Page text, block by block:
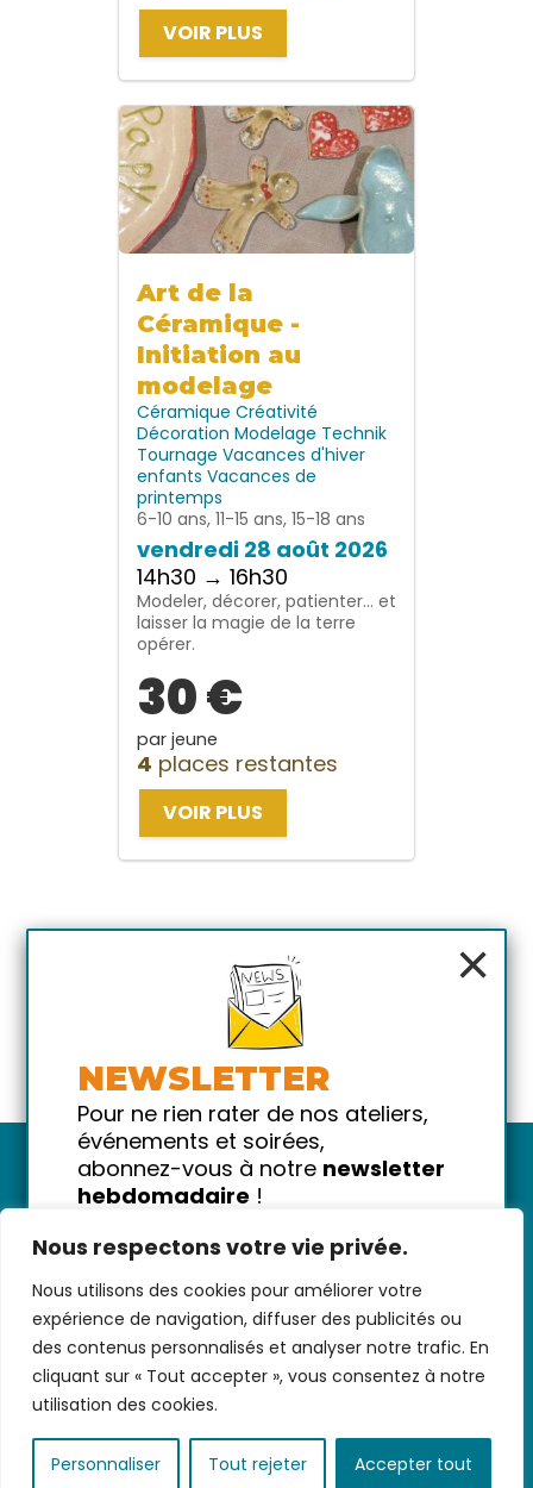
Nous respectons votre vie privée.
Nous utilisons des cookies pour améliorer votre
expérience de navigation, diffuser des publicités ou
des contenus personnalisés et analyser notre trafic. En
cliquant sur « Tout accepter », vous consentez à notre
utilisation des cookies.
Personnaliser Tout rejeter Accepter tout
VOIR PLUS
Art de la
Céramique -
Initiation au
modelage
Céramique Créativité
Décoration Modelage Technik
Tournage Vacances d'hiver
enfants Vacances de
printemps
6-10 ans, 11-15 ans, 15-18 ans
vendredi 28 août 2026
14h30 → 16h30
Modeler, décorer, patienter… et
laisser la magie de la terre
opérer.
30 €
par jeune
4 places restantes
VOIR PLUS
Nous contacter- CGV/CGU-Données
personnelles-Infos pratiques- FAQ
×
NEWSLETTER
Pour ne rien rater de nos ateliers,
événements et soirées,
abonnez-vous à notre newsletter
hebdomadaire !
!
Votre email